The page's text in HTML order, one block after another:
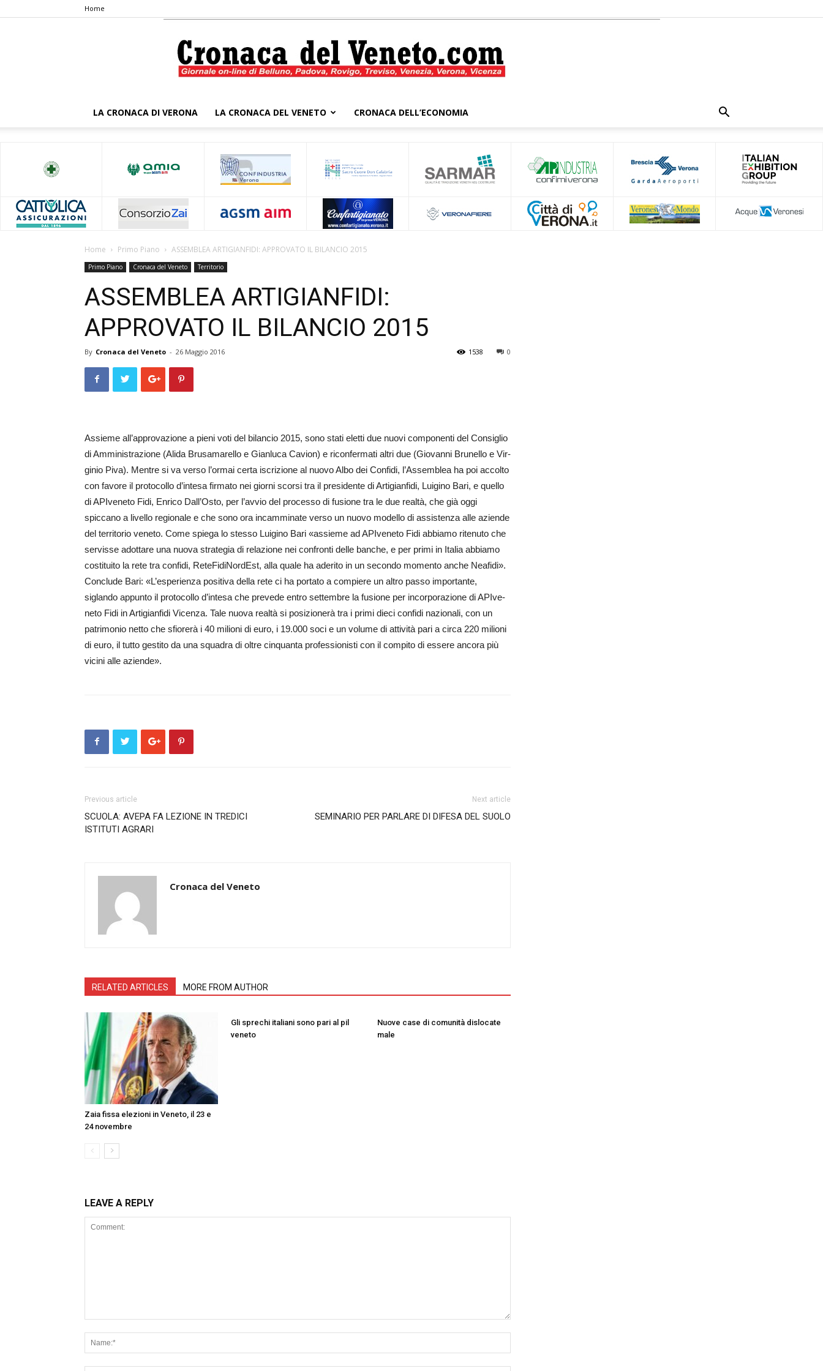
Home
LA CRONACA DI VERONA LA CRONACA DEL VENETO CRONACA DELL’ECONOMIA
Home Primo Piano ASSEMBLEA ARTIGIANFIDI: APPROVATO IL BILANCIO 2015
Primo Piano Cronaca del Veneto Territorio
ASSEMBLEA ARTIGIANFIDI:
APPROVATO IL BILANCIO 2015
By Cronaca del Veneto - 26 Maggio 2016 0
1538
Assieme all’approvazione a pieni voti del bilancio 2015, sono stati eletti due nuovi componenti del Consiglio
di Amminis­trazione (Alida Bru­sa­ma­rello e Gianluca Ca­vion) e riconfermati altri due (Giovanni Brunello e Vir­
ginio Piva). Mentre si va verso l’ormai certa iscrizione al nuovo Albo dei Confidi, l’As­semblea ha poi accolto
con favore il protocollo d’intesa firmato nei giorni scorsi tra il presidente di Artigianfidi, Luigino Bari, e quello
di APIveneto Fidi, Enrico Dall’Os­to, per l’avvio del processo di fusione tra le due realtà, che già oggi
spiccano a livello regionale e che sono ora incamminate verso un nuovo modello di assistenza alle aziende
del territorio veneto. Come spiega lo stesso Luigino Bari «assieme ad APIve­neto Fidi abbiamo ritenuto che
servisse adottare una nuova strategia di relazione nei confronti delle banche, e per primi in Italia abbiamo
costituito la rete tra confidi, ReteFidiNordEst, alla quale ha aderito in un secondo momento anche Neafidi».
Conclude Bari: «L’es­pe­rien­za positiva della rete ci ha portato a compiere un altro passo importante,
siglando appunto il protocollo d’intesa che prevede entro settembre la fusione per incorporazione di APIve­
neto Fidi in Artigianfidi Vicenza. Tale nuova realtà si posizionerà tra i primi dieci confidi nazionali, con un
patrimonio netto che sfiorerà i 40 milioni di euro, i 19.000 soci e un volume di attività pari a circa 220 milioni
di euro, il tutto gestito da una squadra di oltre cinquanta professionisti con il compito di essere ancora più
vicini alle aziende».
Previous article
SCUOLA: AVEPA FA LEZIONE IN TREDICI
ISTITUTI AGRARI
Next article
SEMINARIO PER PARLARE DI DIFESA DEL SUOLO
Cronaca del Veneto
RELATED ARTICLES MORE FROM AUTHOR
Zaia fissa elezioni in Veneto, il 23 e
24 novembre
Gli sprechi italiani sono pari al pil
veneto
Nuove case di comunità dislocate
male
LEAVE A REPLY